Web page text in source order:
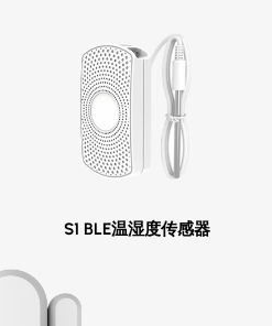
S1 BLE温湿度传感器